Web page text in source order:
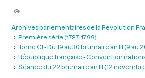
Archives parlementaires de la Révolution
Première série (1787-1799)
Tome CI - Du 19 au 30 brumaire an III (9 au
République française - Convention
Séance du 22 brumaire an III (12